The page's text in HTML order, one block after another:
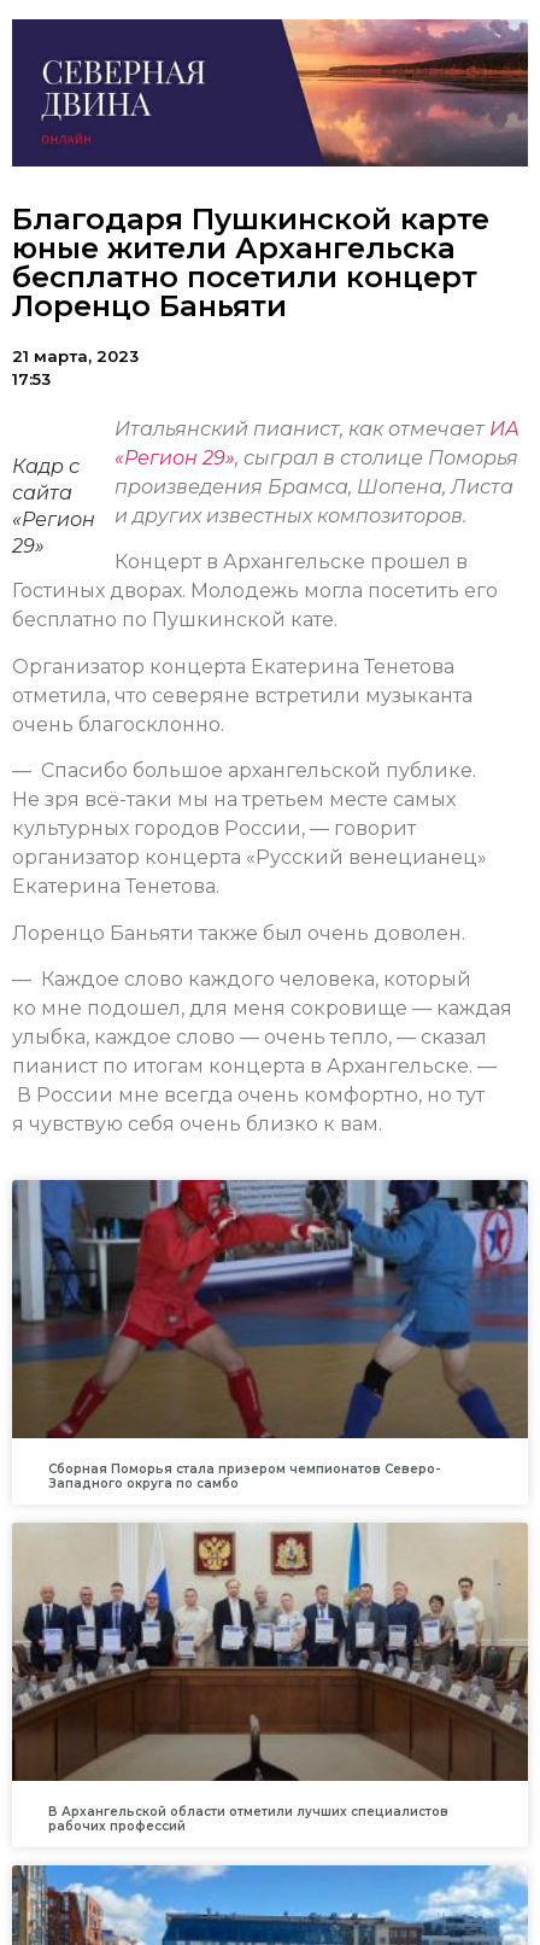
Благодаря Пушкинской карте
юные жители Архангельска
бесплатно посетили концерт
Лоренцо Баньяти
21 марта, 2023
17:53
Кадр с
сайта
«Регион
29»
Итальянский пианист, как отмечает ИА
«Регион 29», сыграл в столице Поморья
произведения Брамса, Шопена, Листа
и других известных композиторов.
Концерт в Архангельске прошел в
Гостиных дворах. Молодежь могла посетить его
бесплатно по Пушкинской кате.
Организатор концерта Екатерина Тенетова
отметила, что северяне встретили музыканта
очень благосклонно.
— Спасибо большое архангельской публике.
Не зря всё-таки мы на третьем месте самых
культурных городов России, — говорит
организатор концерта «Русский венецианец»
Екатерина Тенетова.
Лоренцо Баньяти также был очень доволен.
— Каждое слово каждого человека, который
ко мне подошел, для меня сокровище — каждая
улыбка, каждое слово — очень тепло, — сказал
пианист по итогам концерта в Архангельске. —
В России мне всегда очень комфортно, но тут
я чувствую себя очень близко к вам.
Сборная Поморья стала призером чемпионатов Северо-
Западного округа по самбо
В Архангельской области отметили лучших специалистов
рабочих профессий